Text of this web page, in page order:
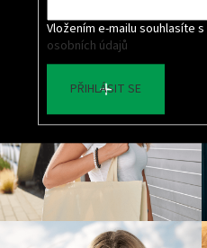
Vložením e-mailu souhlasíte s
osobních údajů
PŘIHLÁSIT SE